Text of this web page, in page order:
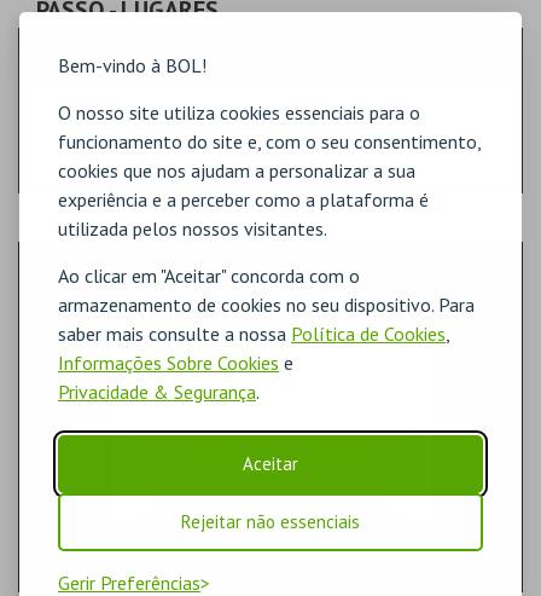
Bem-vindo à BOL!
O nosso site utiliza cookies essenciais para o
funcionamento do site e, com o seu consentimento,
cookies que nos ajudam a personalizar a sua
experiência e a perceber como a plataforma é
utilizada pelos nossos visitantes.
Ao clicar em "Aceitar" concorda com o
armazenamento de cookies no seu dispositivo. Para
saber mais consulte a nossa Política de Cookies,
Informações Sobre Cookies e
Privacidade & Segurança.
Aceitar
Rejeitar não essenciais
Gerir Preferências
PASSO- LUGARES
SELECÇÃO RÁPIDA DE LUGARES
Indique a quantidade
Na planta, selecione o lugar.
PASSO- SECTOR
2ª PLATEIA